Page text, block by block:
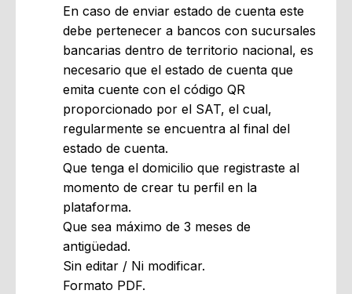
En caso de enviar estado de cuenta este
debe pertenecer a bancos con sucursales
bancarias dentro de territorio nacional, es
necesario que el estado de cuenta que
emita cuente con el código QR
proporcionado por el SAT, el cual,
regularmente se encuentra al final del
estado de cuenta.
Que tenga el domicilio que registraste al
momento de crear tu perfil en la
plataforma.
Que sea máximo de 3 meses de
antigüedad.
Sin editar / Ni modificar.
Formato PDF.